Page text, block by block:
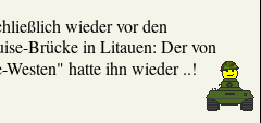
wieder vor den
Brücke in Litauen: Der von
Westen" hatte ihn wieder ..!